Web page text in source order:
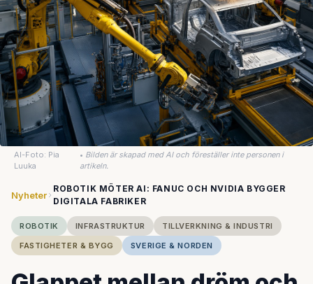
AI-Foto: Pia
Luuka
• Bilden är skapad med AI och föreställer inte personen i
artikeln.
Nyheter
ROBOTIK MÖTER AI: FANUC OCH NVIDIA BYGGER
DIGITALA FABRIKER
ROBOTIK INFRASTRUKTUR
TILLVERKNING & INDUSTRI
FASTIGHETER & BYGG
SVERIGE & NORDEN